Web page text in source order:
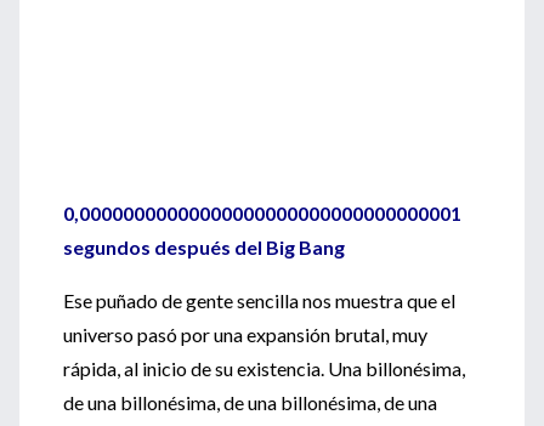
0,00000000000000000000000000000000001
segundos después del Big Bang
Ese puñado de gente sencilla nos muestra que el
universo pasó por una expansión brutal, muy
rápida, al inicio de su existencia. Una billonésima,
de una billonésima, de una billonésima, de una